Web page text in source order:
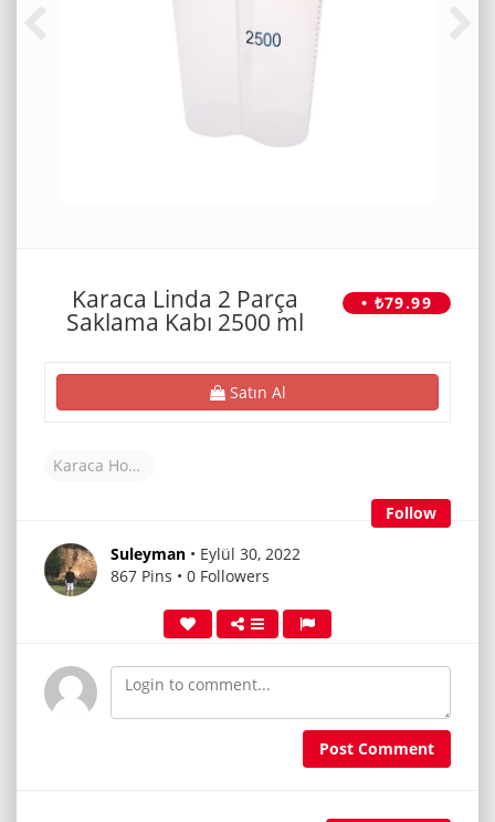
• ₺79.99
Karaca Linda 2 Parça
Saklama Kabı 2500 ml
Satın Al
Karaca Home
Follow
Suleyman • Eylül 30, 2022
867 Pins • 0 Followers
Post Comment